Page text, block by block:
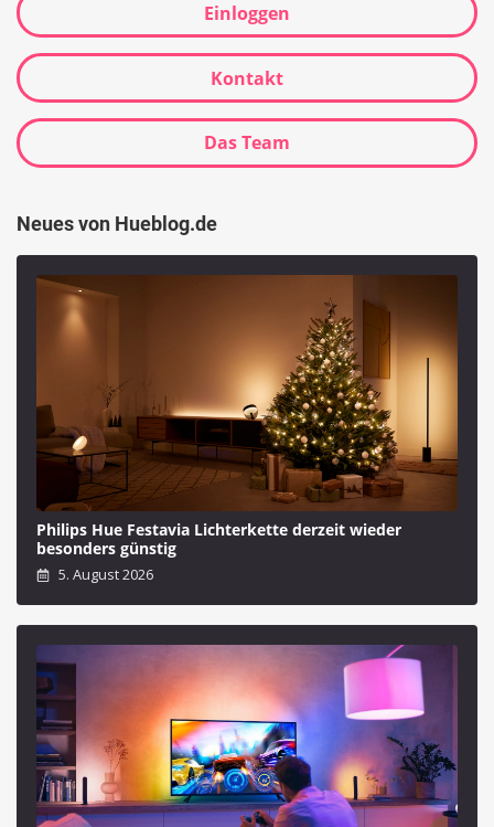
Einloggen
Kontakt
Das Team
Neues von Hueblog.de
Philips Hue Festavia Lichterkette derzeit wieder
besonders günstig
5. August 2026